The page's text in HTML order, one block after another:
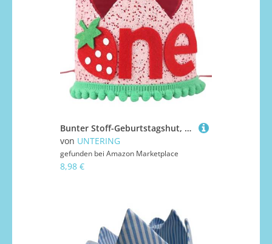
Bunter Stoff-Geburtstagshut, hell und lustig, Baby zum Umdrehen, sicher, Partykleidung, geschlechtsneutraler Hut
von UNTERING
gefunden bei Amazon Marketplace
8,98 €